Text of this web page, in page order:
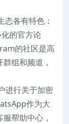
各有特色：
的官方论
的社区是高
组和频道，
进行关于加密
作为大
帮助中心，